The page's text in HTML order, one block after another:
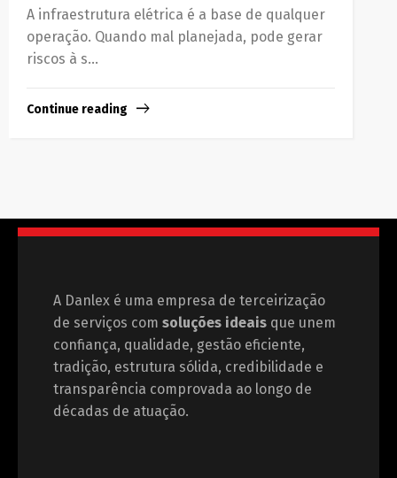
A infraestrutura elétrica é a base de qualquer
operação. Quando mal planejada, pode gerar
riscos à s...
Continue reading
A Danlex é uma empresa de terceirização
de serviços com soluções ideais que unem
confiança, qualidade, gestão eficiente,
tradição, estrutura sólida, credibilidade e
transparência comprovada ao longo de
décadas de atuação.